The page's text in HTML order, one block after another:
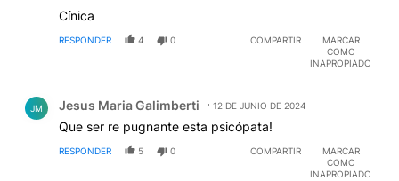
Cínica
RESPONDER 4 0 COMPARTIR
MARCAR
COMO
INAPROPIADO
JM Jesus Maria Galimberti 12 DE JUNIO DE 2024
Que ser re pugnante esta psicópata!
RESPONDER 5 0 COMPARTIR
MARCAR
COMO
INAPROPIADO